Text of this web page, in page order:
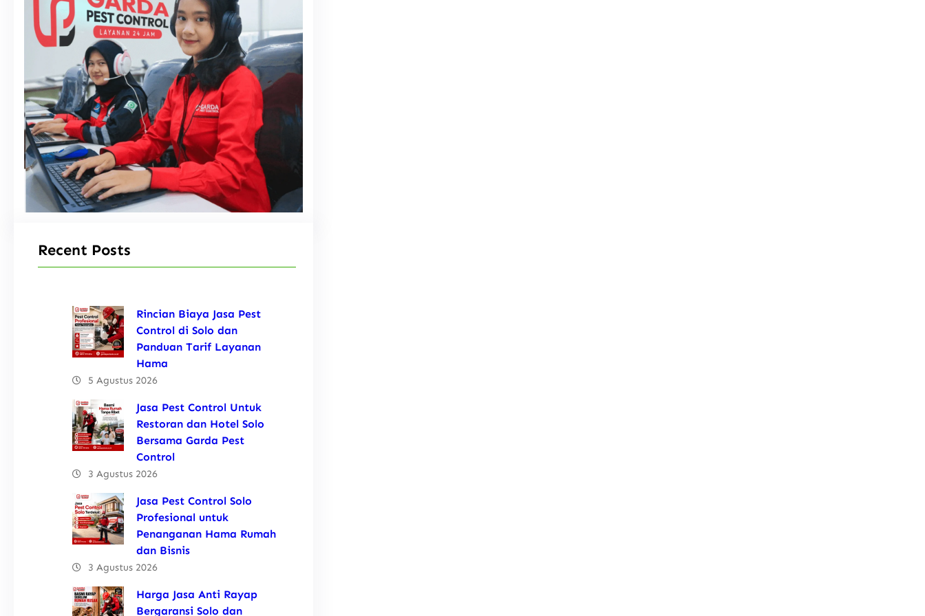
Recent Posts
Rincian Biaya Jasa Pest
Control di Solo dan
Panduan Tarif Layanan
Hama
5 Agustus 2026
Jasa Pest Control Untuk
Restoran dan Hotel Solo
Bersama Garda Pest
Control
3 Agustus 2026
Jasa Pest Control Solo
Profesional untuk
Penanganan Hama Rumah
dan Bisnis
3 Agustus 2026
Harga Jasa Anti Rayap
Bergaransi Solo dan